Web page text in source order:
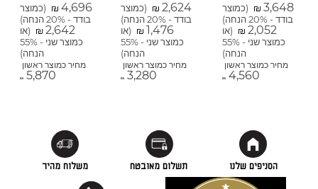
₪ 3,648
(כמוצר
בודד - 20% הנחה)
₪ 2,052
(או
כמוצר שני - 55%
הנחה)
מחיר כמוצר ראשון
₪ 4,560
₪ 2,624
(כמוצר
בודד - 20% הנחה)
₪ 1,476
(או
כמוצר שני - 55%
הנחה)
מחיר כמוצר ראשון
₪ 3,280
₪ 4,696
(כמוצר
בודד - 20% הנחה)
₪ 2,642
(או
כמוצר שני - 55%
הנחה)
מחיר כמוצר ראשון
₪ 5,870
הסניפים שלנו תשלום מאובטח משלוח מהיר